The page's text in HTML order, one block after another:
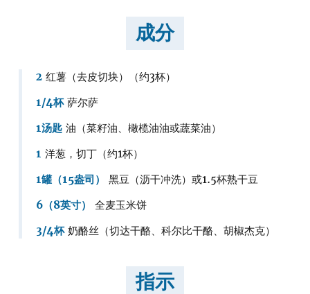
成分
2 红薯（去皮切块）（约3杯）
1/4杯萨尔萨
1汤匙 油（菜籽油、橄榄油油或蔬菜油）
1 洋葱，切丁（约1杯）
1罐（15盎司）
黑豆（沥干冲洗）或1.5杯熟干豆
6（8英寸）
全麦玉米饼
3/4杯奶酪丝（切达干酪、科尔比干酪、胡椒杰克）
指示